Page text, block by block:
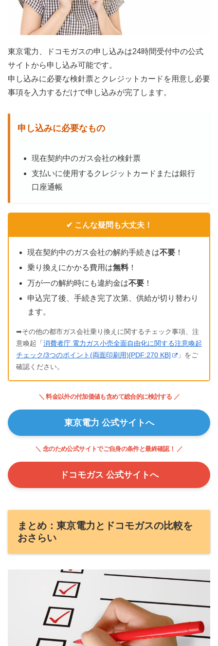
東京電力、ドコモガスの申し込みは24時間受付中の公式
サイトから申し込み可能です。
申し込みに必要な検針票とクレジットカードを用意し必要
事項を入力するだけで申し込みが完了します。
申し込みに必要なもの
現在契約中のガス会社の検針票
支払いに使用するクレジットカードまたは銀行
口座通帳
✔ こんな疑問も大丈夫！
現在契約中のガス会社の解約手続きは不要 ！
乗り換えにかかる費用は無料！
万が一の解約時にも違約金は不要 ！
申込完了後、手続き完了次第、供給が切り替わり
ます。
➡その他の都市ガス会社乗り換えに関するチェック事項、注
意喚起「 消費者庁 電力ガス小売全面自由化に関する注意喚起
チェック/3つのポイント(両面印刷用)[PDF:270 KB]
」をご
確認ください。
＼ 料金以外の付加価値も含めて総合的に検討する ／
東京電力 公式サイトへ
＼ 念のため公式サイトでご自身の条件と最終確認！ ／
ドコモガス 公式サイトへ
まとめ：東京電力とドコモガスの比較を
おさらい